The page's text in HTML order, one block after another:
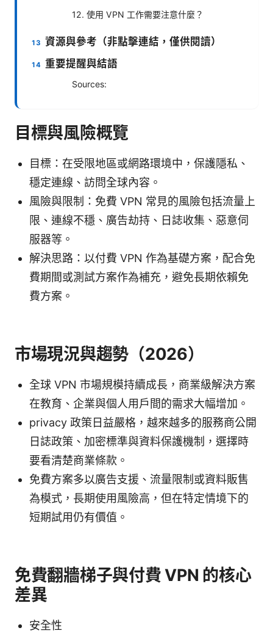
12. 使用 VPN 工作需要注意什麼？
資源與參考（非點擊連結，僅供閱讀）
重要提醒與結語
Sources:
目標與風險概覽
目標：在受限地區或網路環境中，保護隱私、
穩定連線、訪問全球內容。
風險與限制：免費 VPN 常見的風險包括流量上
限、連線不穩、廣告劫持、日誌收集、惡意伺
服器等。
解決思路：以付費 VPN 作為基礎方案，配合免
費期間或測試方案作為補充，避免長期依賴免
費方案。
市場現況與趨勢（2026）
全球 VPN 市場規模持續成長，商業級解決方案
在教育、企業與個人用戶間的需求大幅增加。
privacy 政策日益嚴格，越來越多的服務商公開
日誌政策、加密標準與資料保護機制，選擇時
要看清楚商業條款。
免費方案多以廣告支援、流量限制或資料販售
為模式，長期使用風險高，但在特定情境下的
短期試用仍有價值。
免費翻牆梯子與付費 VPN 的核心
差異
安全性